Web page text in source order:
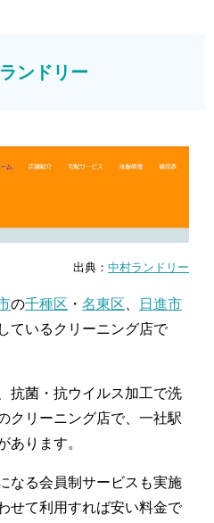
ンドリー
出典： 中村ランドリー
の千種区 ・ 名東区
日進市
ているクリーニング店で
抗菌・抗ウイルス加工で洗
クリーニング店で、一社駅
あります。
なる会員制サービスも実施
せて利用すれば安い料金で